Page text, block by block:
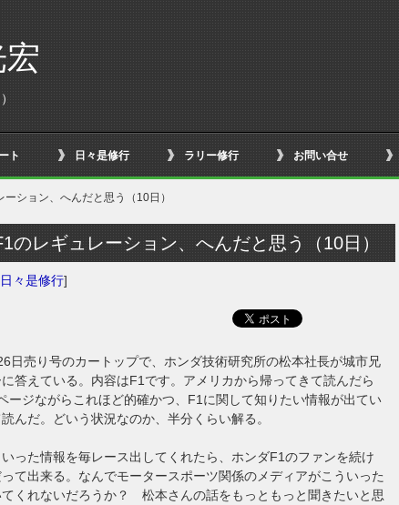
ト 日々是修行 ラリー修行 お問い合せ
ション、へんだと思う（10日）
のレギュレーション、へんだと思う（10日）
日々是修行]
日売り号のカートップで、ホンダ技術研究所の松本社長が城市兄
答えている。内容はF1です。アメリカから帰ってきて読んだら
ジながらこれほど的確かつ、F1に関して知りたい情報が出てい
んだ。どいう状況なのか、半分くらい解る。
った情報を毎レース出してくれたら、ホンダF1のファンを続け
て出来る。なんでモータースポーツ関係のメディアがこういった
てくれないだろうか？ 松本さんの話をもっともっと聞きたいと思